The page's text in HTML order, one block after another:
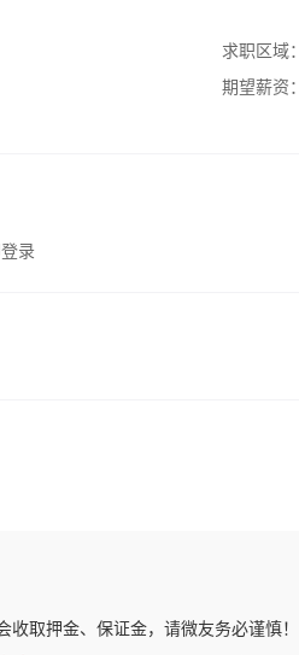
求职区域：
期望薪资：
录
收取押金、保证金，请微友务必谨慎！